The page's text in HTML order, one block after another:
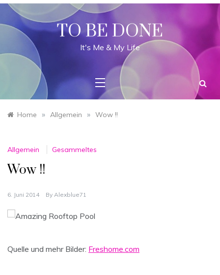
Skip
content
TO BE DONE
It's Me & My Life
Home » Allgemein » Wow !!
Allgemein Gesammeltes
Wow !!
6. Juni 2014 By Alexblue71
Quelle und mehr Bilder: Freshome.com